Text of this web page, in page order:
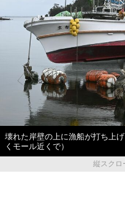
壊れた岸壁の上に漁船が打ち上
くモール近くで）
縦スクロ